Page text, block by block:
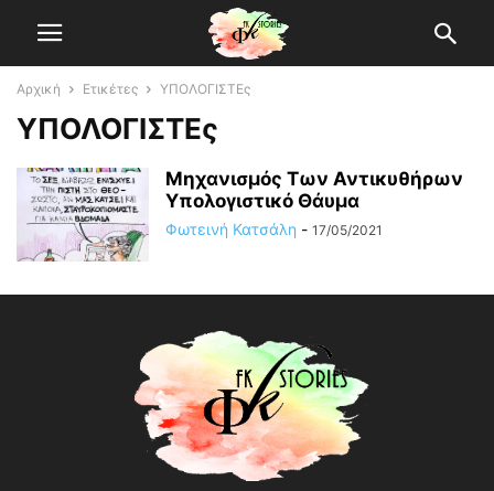
Αρχική Ετικέτες ΥΠΟΛΟΓΙΣΤΕς
ΥΠΟΛΟΓΙΣΤΕς
Μηχανισμός Των Αντικυθήρων
Υπολογιστικό Θάυμα
Φωτεινή Κατσάλη - 17/05/2021